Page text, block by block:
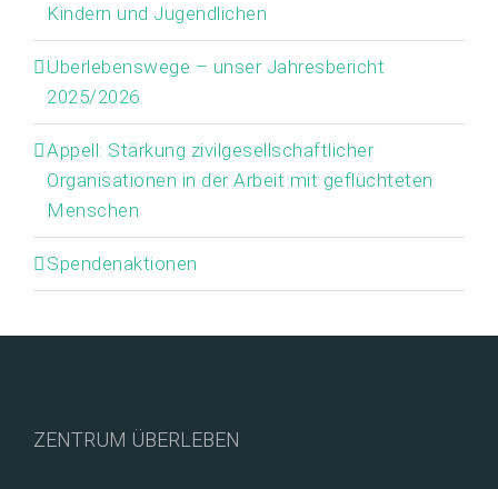
Kindern und Jugendlichen
Überlebenswege – unser Jahresbericht
2025/2026
Appell: Stärkung zivilgesellschaftlicher
Organisationen in der Arbeit mit geflüchteten
Menschen
Spendenaktionen
ZENTRUM ÜBERLEBEN